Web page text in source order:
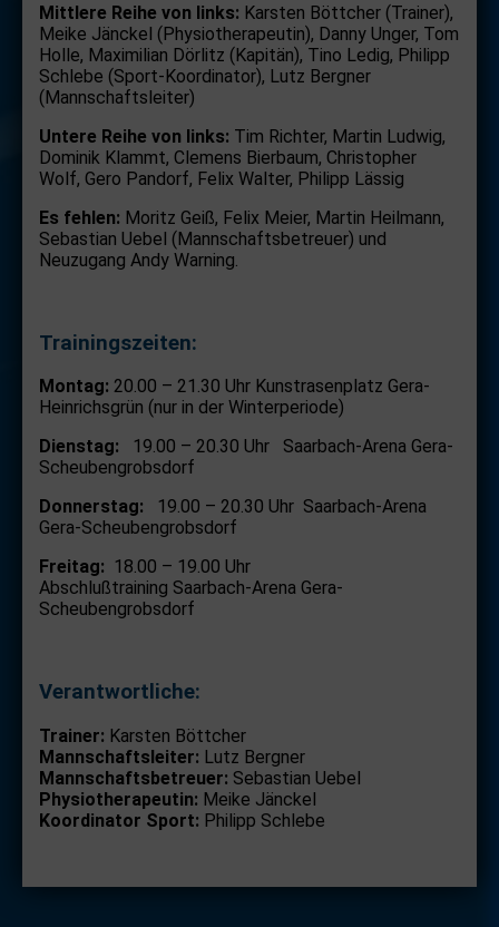
Mittlere Reihe von links: Karsten Böttcher (Trainer),
Meike Jänckel (Physiotherapeutin), Danny Unger, Tom
Holle, Maximilian Dörlitz (Kapitän), Tino Ledig, Philipp
Schlebe (Sport-Koordinator), Lutz Bergner
(Mannschaftsleiter)
Untere Reihe von links: Tim Richter, Martin Ludwig,
Dominik Klammt, Clemens Bierbaum, Christopher
Wolf, Gero Pandorf, Felix Walter, Philipp Lässig
Es fehlen: Moritz Geiß, Felix Meier, Martin Heilmann,
Sebastian Uebel (Mannschaftsbetreuer) und
Neuzugang Andy Warning.
Trainingszeiten:
Montag: 20.00 – 21.30 Uhr Kunstrasenplatz Gera-
Heinrichsgrün (nur in der Winterperiode)
Dienstag: 19.00 – 20.30 Uhr Saarbach-Arena Gera-
Scheubengrobsdorf
Donnerstag: 19.00 – 20.30 Uhr Saarbach-Arena
Gera-Scheubengrobsdorf
Freitag: 18.00 – 19.00 Uhr
Abschlußtraining Saarbach-Arena Gera-
Scheubengrobsdorf
Verantwortliche:
Trainer: Karsten Böttcher
Mannschaftsleiter: Lutz Bergner
Mannschaftsbetreuer: Sebastian Uebel
Physiotherapeutin: Meike Jänckel
Koordinator Sport: Philipp Schlebe